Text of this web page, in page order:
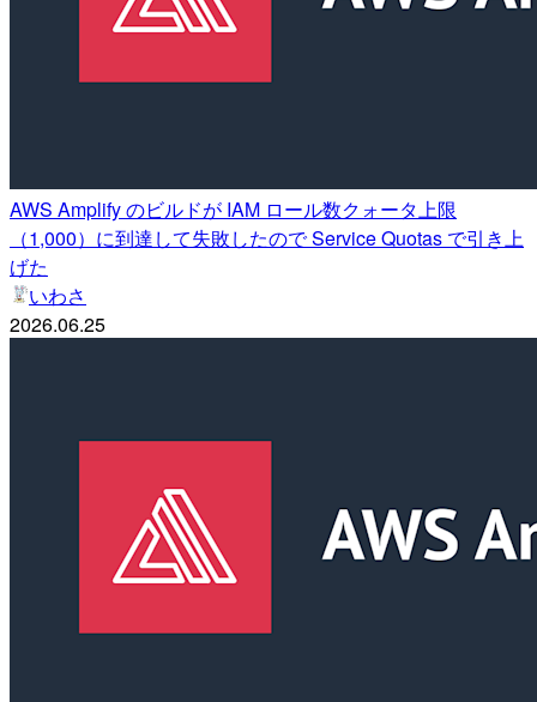
AWS Amplify のビルドが IAM ロール数クォータ上限
（1,000）に到達して失敗したので Service Quotas で引き上
げた
いわさ
2026.06.25